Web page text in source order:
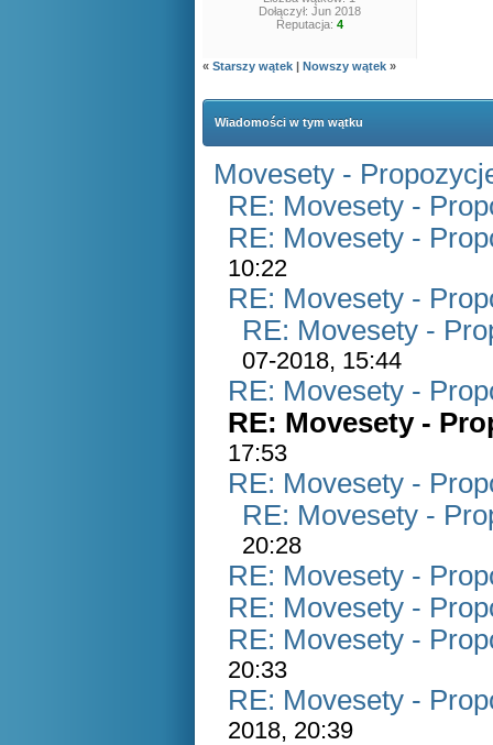
Dołączył: Jun 2018
Reputacja: 4
« Starszy wątek | Nowszy wątek »
Wiadomości w tym wątku
Movesety -
RE: Movesety -
RE: Movesety -
10:22
RE: Movesety -
RE: Movesety -
07-2018, 15:44
RE: Movesety -
RE: Movesety -
17:53
RE: Movesety -
RE: Movesety -
20:28
RE: Movesety -
RE: Movesety -
RE: Movesety -
20:33
RE: Movesety -
2018, 20:39